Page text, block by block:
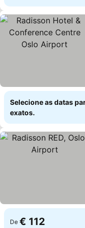
Selecione as datas
exatos.
De € 112